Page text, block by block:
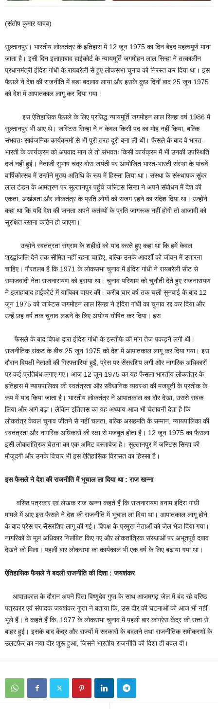
(संतोष कुमार यादव)
सुल्तानपुर। भारतीय लोकतंत्र के इतिहास में 12 जून 1975 का दिन बेहद महत्वपूर्ण माना
जाता है। इसी दिन इलाहाबाद हाईकोर्ट के न्यायमूर्ति जगमोहन लाल सिन्हा ने तत्कालीन
प्रधानमंत्री इंदिरा गांधी के रायबरेली से हुए लोकसभा चुनाव को निरस्त कर दिया था। इस
फैसले ने देश की राजनीति में बड़ा बदलाव लाया और इसके कुछ दिनों बाद 25 जून 1975
को देश में आपातकाल लागू कर दिया गया।
इस ऐतिहासिक फैसले के लिए प्रसिद्ध न्यायमूर्ति जगमोहन लाल सिन्हा वर्ष 1986 में
सुल्तानपुर भी आए थे। जस्टिस सिन्हा ने न केवल किसी पद का मोह नहीं किया, बल्कि
संभवतः सार्वजनिक कार्यक्रमों से भी पूरी तरह दूरी बना ली थी। फैसले के बाद वे भारत-
भारती के कार्यक्रम को अपवाद मान ले तो संभवतः किसी कार्यक्रम में भी उनकी उपस्थिति
दर्ज नहीं हुई। नेताजी सुभाष चंद्र बोस जयंती पर आयोजित भारत-भारती संस्था के पांचवें
वार्षिकोत्सव में उन्होंने मुख्य अतिथि के रूप में हिस्सा लिया था। संस्था के संस्थापक सुंदर
लाल टंडन के आमंत्रण पर सुल्तानपुर पहुंचे जस्टिस सिन्हा ने अपने संबोधन में देश की
एकता, अखंडता और लोकतंत्र के प्रति लोगों को सजग रहने का संदेश दिया था। उन्होंने
कहा था कि यदि देश की जनता अपने कर्तव्यों के प्रति जागरूक नहीं होगी तो आजादी को
सुरक्षित रखना कठिन हो जाएगा।
उन्होने स्वतंत्रता संग्राम के शहीदों को याद करते हुए कहा था कि हमें केवल
श्रद्धांजलि देने तक सीमित नहीं रहना चाहिए, बल्कि उनके आदर्शों को जीवन में उतारना
चाहिए। गौरतलब है कि 1971 के लोकसभा चुनाव में इंदिरा गांधी ने रायबरेली सीट से
समाजवादी नेता राजनारायण को हराया था। चुनाव परिणाम को चुनौती देते हुए राजनारायण
ने इलाहाबाद हाईकोर्ट में याचिका दायर की। करीब चार वर्ष तक चली सुनवाई के बाद 12
जून 1975 को जस्टिस जगमोहन लाल सिन्हा ने इंदिरा गांधी का चुनाव रद्द कर दिया और
उन्हें छह वर्ष तक चुनाव लड़ने के लिए अयोग्य घोषित कर दिया। इस
फैसले के बाद विपक्ष द्वारा इंदिरा गांधी के इस्तीफे की मांग तेज पकड़ने लगी थी।
राजनीतिक संकट के बीच 25 जून 1975 को देश में आपातकाल लागू कर दिया गया। इस
दौरान विपक्षी नेताओं की गिरफ्तारियां हुईं, प्रेस पर सेंसरशिप लगी और नागरिक अधिकारों
पर कई प्रतिबंध लगाए गए। आज 12 जून 1975 का यह फैसला भारतीय लोकतंत्र के
इतिहास में न्यायपालिका की स्वतंत्रता और संवैधानिक व्यवस्था की मजबूती के प्रतीक के
रूप में याद किया जाता है। भारतीय लोकतंत्र ने आपातकाल का दौर देखा, उससे सबक
लिया और आगे बढ़ा। लेकिन इतिहास का यह अध्याय आज भी चेतावनी देता है कि
लोकतंत्र केवल चुनाव जीतने से नहीं चलता, बल्कि असहमति के सम्मान, न्यायपालिका की
स्वतंत्रता और नागरिक अधिकारों की रक्षा से मजबूत होता है। 12 जून 1975 का फैसला
इसी लोकतांत्रिक चेतना का एक अमिट दस्तावेज है। सुल्तानपुर में जस्टिस सिन्हा की
मौजूदगी और उनके विचार भी इस ऐतिहासिक विरासत का हिस्सा है।
इस फैसले ने देश की राजनीति में भूचाल ला दिया था : राज खन्ना
वरिष्ठ पत्रकार एवं लेखक राज खन्ना कहते हैं कि राजनारायण बनाम इंदिरा गांधी
मामले में आए इस फैसले ने देश की राजनीति में भूचाल ला दिया था। आपातकाल लागू होने
के बाद प्रेस पर सेंसरशिप लागू की गई। विपक्ष के प्रमुख नेताओं को जेल भेज दिया गया।
नागरिकों के मूल अधिकार निलंबित किए गए और लोकतांत्रिक संस्थाओं पर अभूतपूर्व दबाव
देखने को मिला। पहली बार लोकसभा का कार्यकाल भी एक वर्ष के लिए बढ़ाया गया था।
ऐतिहासिक फैसले ने बदली राजनीति की दिशा : जयशंकर
आपातकाल के दौरान अपने पिता विष्णुदेव गुप्त के साथ आजमगढ़ जेल में बंद रहे वरिष्ठ
पत्रकार एवं संपादक जयशंकर गुप्ता ने बताया कि, उस दौर की घटनाओं को आज भी नहीं
भूले हैं। वे कहते हैं कि, 1977 के लोकसभा चुनाव में पहली बार कांग्रेस केंद्र की सत्ता से
बाहर हुई। इसके बाद केंद्र और राज्यों में सरकारों के बदलने तथा राजनीतिक समीकरणों के
उलटफेर का नया दौर शुरू हुआ, जिसने भारतीय राजनीति की दिशा ही बदल दी।